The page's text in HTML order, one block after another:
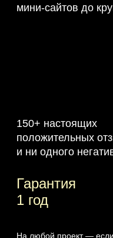
мини-сайтов до
150+ настоящих
положительных
и ни одного
Гарантия
1 год
На любой проект — если